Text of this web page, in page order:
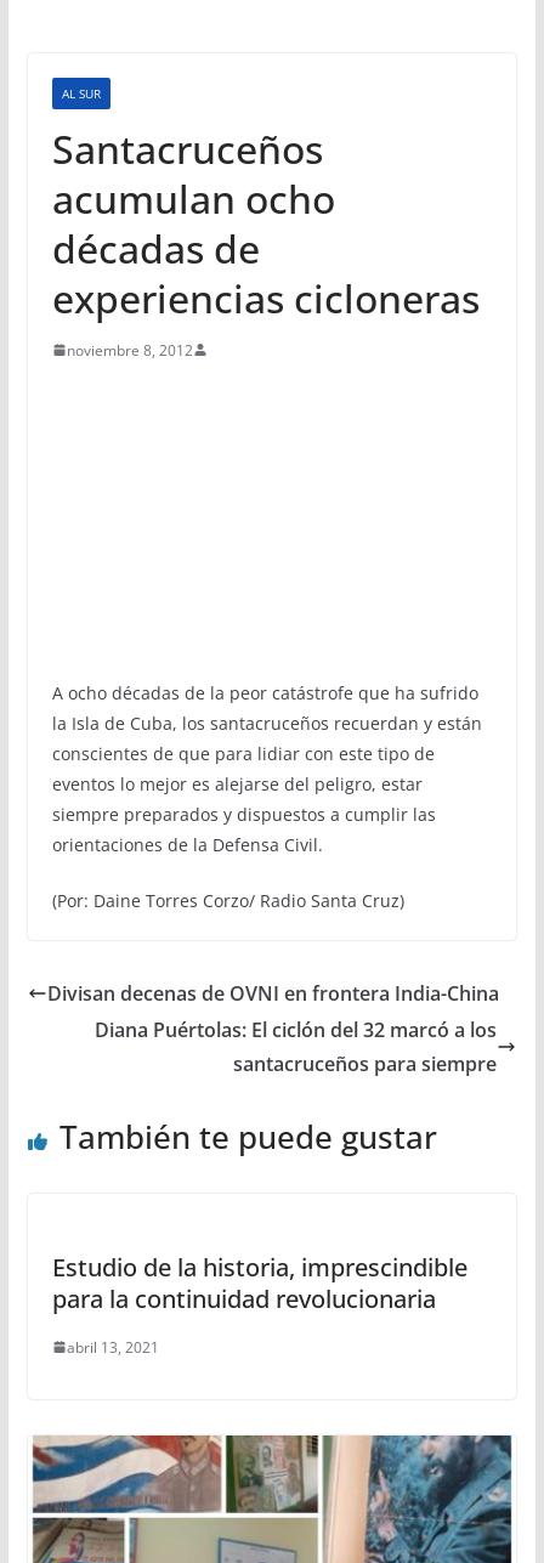
AL SUR
Santacruceños
acumulan ocho
décadas de
experiencias cicloneras
noviembre 8, 2012
A ocho décadas de la peor catástrofe que ha sufrido
la Isla de Cuba, los santacruceños recuerdan y están
conscientes de que para lidiar con este tipo de
eventos lo mejor es alejarse del peligro, estar
siempre preparados y dispuestos a cumplir las
orientaciones de la Defensa Civil.
(Por: Daine Torres Corzo/ Radio Santa Cruz)
Divisan decenas de OVNI en frontera India-China
Diana Puértolas: El ciclón del 32 marcó a los
santacruceños para siempre
También te puede gustar
Estudio de la historia, imprescindible
para la continuidad revolucionaria
abril 13, 2021